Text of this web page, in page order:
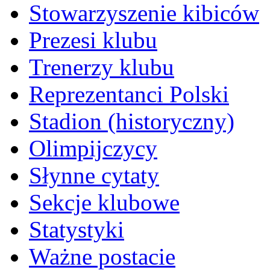
Stowarzyszenie kibiców
Prezesi klubu
Trenerzy klubu
Reprezentanci Polski
Stadion (historyczny)
Olimpijczycy
Słynne cytaty
Sekcje klubowe
Statystyki
Ważne postacie